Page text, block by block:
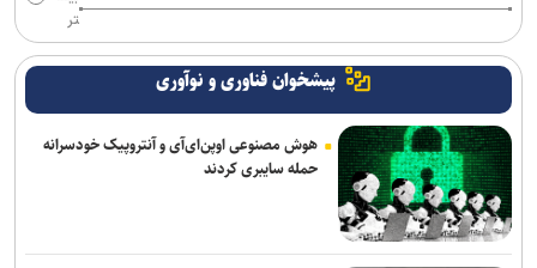
تر
پیشخوان فناوری و نوآوری
هوش مصنوعی اوپن‌ای‌آی و آنتروپیک خودسرانه
حمله سایبری کردند